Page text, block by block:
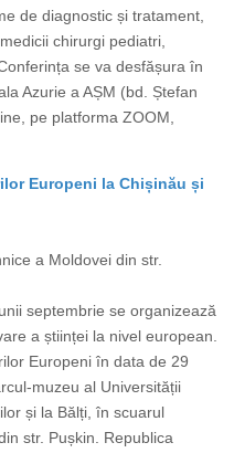
de diagnostic și tratament,
chirurgi pediatri,
se va desfășura în
Azurie a AȘM (bd. Ștefan
pe platforma ZOOM,
Europeni la Chișinău și
a Moldovei din str.
septembrie se organizează
a științei la nivel european.
Europeni în data de 29
muzeu al Universității
și la Bălți, în scuarul
str. Pușkin. Republica